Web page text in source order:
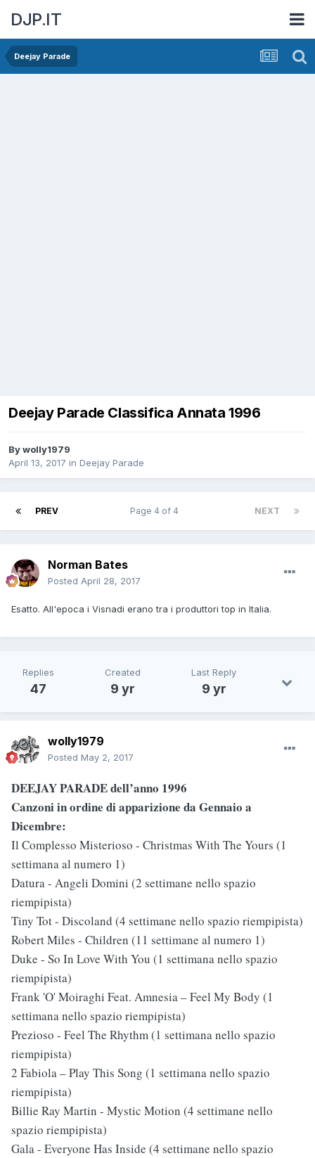
DJP.IT
Deejay Parade
Deejay Parade Classifica Annata 1996
Bywolly1979
April 13, 2017 in Deejay Parade
PREV NEXT
Page 4 of 4
Norman Bates
Posted April 28, 2017
Esatto. All'epoca i Visnadi erano tra i produttori top in Italia.
Replies
47
Created
9 yr
Last Reply
9 yr
wolly1979
Posted May 2, 2017
DEEJAY PARADE dell’anno 1996
Canzoni in ordine di apparizione da Gennaio a
Dicembre:
Il Complesso Misterioso - Christmas With The Yours (1
settimana al numero 1)
Datura - Angeli Domini (2 settimane nello spazio
riempipista)
Tiny Tot - Discoland (4 settimane nello spazio riempipista)
Robert Miles - Children (11 settimane al numero 1)
Duke - So In Love With You (1 settimana nello spazio
riempipista)
Frank 'O' Moiraghi Feat. Amnesia ‎– Feel My Body (1
settimana nello spazio riempipista)
Prezioso - Feel The Rhythm (1 settimana nello spazio
riempipista)
2 Fabiola ‎– Play This Song (1 settimana nello spazio
riempipista)
Billie Ray Martin - Mystic Motion (4 settimane nello
spazio riempipista)
Gala - Everyone Has Inside (4 settimane nello spazio